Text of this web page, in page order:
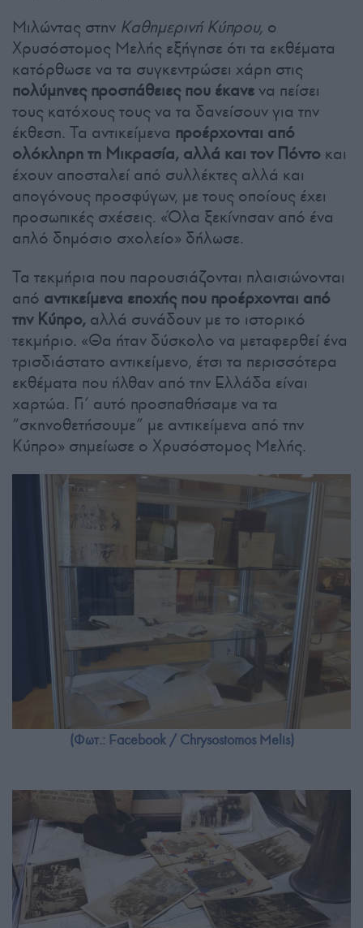
Μιλώντας στην Καθημερινή Κύπρου, ο
Χρυσόστομος Μελής εξήγησε ότι τα εκθέματα
κατόρθωσε να τα συγκεντρώσει χάρη στις
πολύμηνες προσπάθειες που έκανενα πείσει
τους κατόχους τους να τα δανείσουν για την
έκθεση. Τα αντικείμενα προέρχονται από
ολόκληρη τη Μικρασία, αλλά και τον Πόντο και
έχουν αποσταλεί από συλλέκτες αλλά και
απογόνους προσφύγων, με τους οποίους έχει
προσωπικές σχέσεις. «Όλα ξεκίνησαν από ένα
απλό δημόσιο σχολείο» δήλωσε.
Τα τεκμήρια που παρουσιάζονται πλαισιώνονται
από αντικείμενα εποχής που προέρχονται από
την Κύπρο, αλλά συνάδουν με το ιστορικό
τεκμήριο. «Θα ήταν δύσκολο να μεταφερθεί ένα
τρισδιάστατο αντικείμενο, έτσι τα περισσότερα
εκθέματα που ήλθαν από την Ελλάδα είναι
χαρτώα. Γι’ αυτό προσπαθήσαμε να τα
“σκηνοθετήσουμε” με αντικείμενα από την
Κύπρο» σημείωσε ο Χρυσόστομος Μελής.
(Φωτ.: Facebook / Chrysostomos Melis)